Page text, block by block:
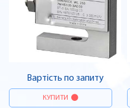
Вартість по запиту
КУПИТИ